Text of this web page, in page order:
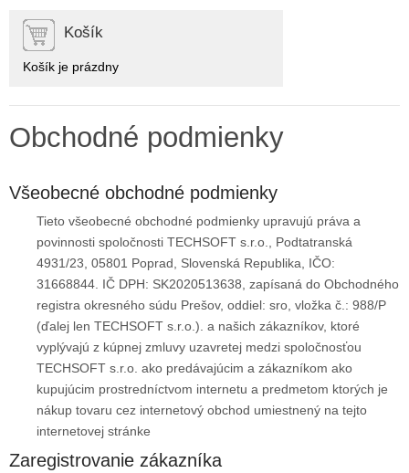
Košík
Košík je prázdny
Obchodné podmienky
Všeobecné obchodné podmienky
Tieto všeobecné obchodné podmienky upravujú práva a
povinnosti spoločnosti TECHSOFT s.r.o., Podtatranská
4931/23, 05801 Poprad, Slovenská Republika, IČO:
31668844. IČ DPH: SK2020513638, zapísaná do Obchodného
registra okresného súdu Prešov, oddiel: sro, vložka č.: 988/P
(ďalej len TECHSOFT s.r.o.). a našich zákazníkov, ktoré
vyplývajú z kúpnej zmluvy uzavretej medzi spoločnosťou
TECHSOFT s.r.o. ako predávajúcim a zákazníkom ako
kupujúcim prostredníctvom internetu a predmetom ktorých je
nákup tovaru cez internetový obchod umiestnený na tejto
internetovej stránke
Zaregistrovanie zákazníka